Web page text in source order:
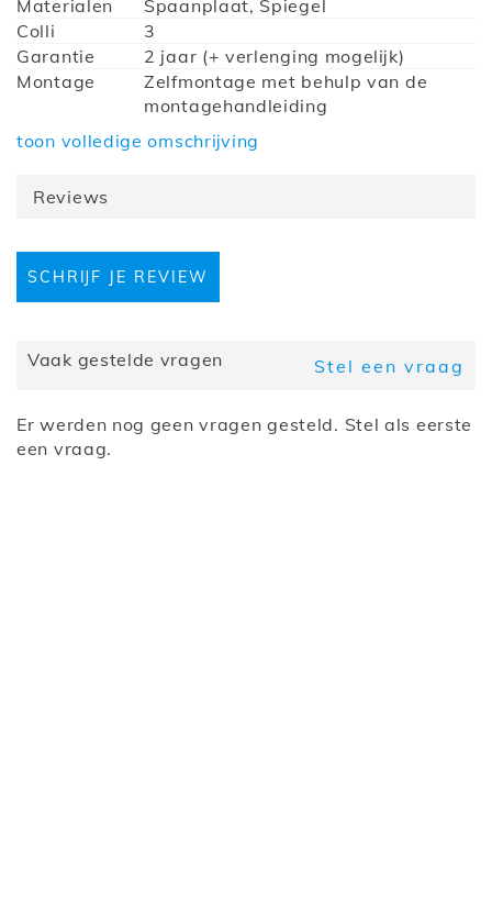
Materialen
Spaanplaat, Spiegel
Colli
3
Garantie
2 jaar (+ verlenging mogelijk)
Montage
Zelfmontage met behulp van de
montagehandleiding
Hoogte (cm)
Collectie
Barcode
5400943425086
Bevestiging
Staand
LED-
Nee
Samenstelling100 cm
toon volledige omschrijving
Reviews
SCHRIJF JE REVIEW
Vaak gestelde vragen Stel een vraag
Er werden nog geen vragen gesteld. Stel als eerste
een vraag.